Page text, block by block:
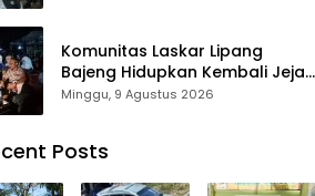
Komunitas Laskar Lipang
Bajeng Hidupkan Kembali Jejak
Perjuangan Ranggong Daeng
Adalah Warisan yang Tak
Ternilai”.
Minggu, 9 Agustus 2026
Posts